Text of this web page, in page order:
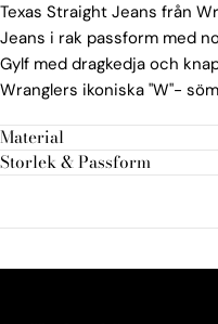
Texas Straight Jeans från
Jeans i rak passform med
Gylf med dragkedja och
Wranglers ikoniska "W"-
Material
Storlek & Passform